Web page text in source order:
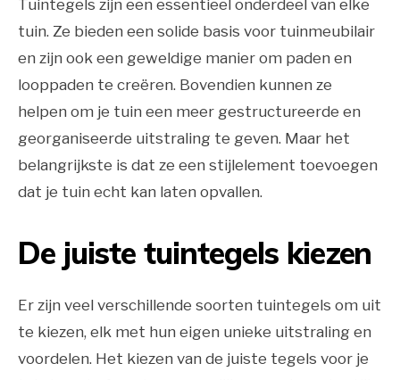
Tuintegels zijn een essentieel onderdeel van elke
tuin. Ze bieden een solide basis voor tuinmeubilair
en zijn ook een geweldige manier om paden en
looppaden te creëren. Bovendien kunnen ze
helpen om je tuin een meer gestructureerde en
georganiseerde uitstraling te geven. Maar het
belangrijkste is dat ze een stijlelement toevoegen
dat je tuin echt kan laten opvallen.
De juiste tuintegels kiezen
Er zijn veel verschillende soorten tuintegels om uit
te kiezen, elk met hun eigen unieke uitstraling en
voordelen. Het kiezen van de juiste tegels voor je